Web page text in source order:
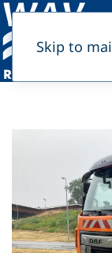
Skip to